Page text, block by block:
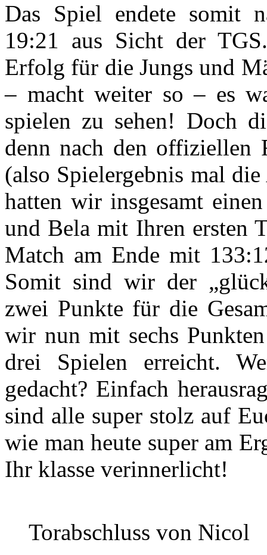
Das Spiel endete somit
19:21 aus Sicht der
Erfolg für die Jungs und
– macht weiter so – es
spielen zu sehen! Doch
denn nach den
(also Spielergebnis mal
hatten wir insgesamt
und Bela mit Ihren ersten
Match am Ende mit
Somit sind wir der
zwei Punkte für die
wir nun mit sechs
drei Spielen erreicht.
gedacht? Einfach
sind alle super stolz auf
wie man heute super am
Ihr klasse verinnerlicht!
Torabschluss von Nicol